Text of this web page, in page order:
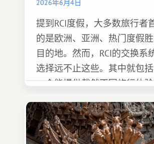
2026年6月4日
提到RCI度假，大多数旅行者
的是欧洲、亚洲、热门度假
目的地。然而，RCI的交换系
选择远不止这些。其中就包
一个能提供截然不同旅行体